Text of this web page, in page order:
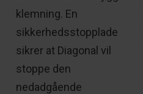
klemning. En
sikkerhedsstopplade
sikrer at Diagonal vil
stoppe den
nedadgående